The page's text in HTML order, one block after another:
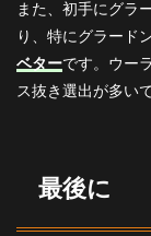
また、初手にグラ
り、特にグラード
ベターです。ウー
ス抜き選出が多いで
最後に